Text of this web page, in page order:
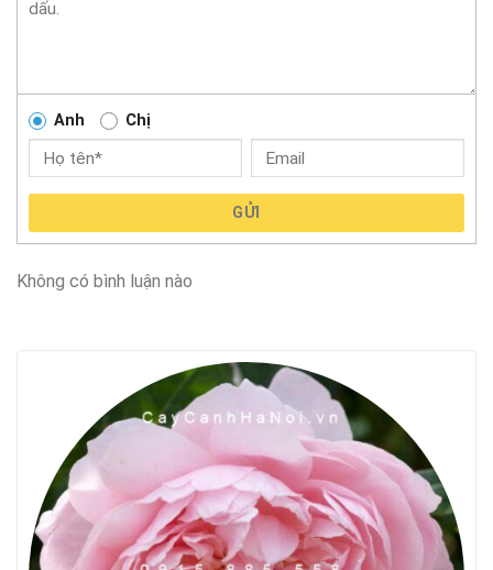
Anh Chị
GỬI
Không có bình luận nào